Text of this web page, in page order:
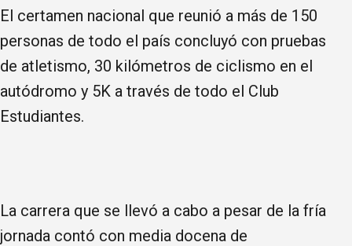
El certamen nacional que reunió a más de 150
personas de todo el país concluyó con pruebas
de atletismo, 30 kilómetros de ciclismo en el
autódromo y 5K a través de todo el Club
Estudiantes.
La carrera que se llevó a cabo a pesar de la fría
jornada contó con media docena de